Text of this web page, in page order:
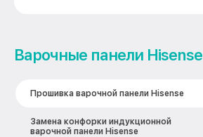
Варочные панели Hisense
Прошивка варочной панели Hisense
Замена конфорки индукционной
варочной панели Hisense